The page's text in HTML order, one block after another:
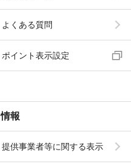
よくある質問
ポイント表示設定
報
提供事業者等に関する表示